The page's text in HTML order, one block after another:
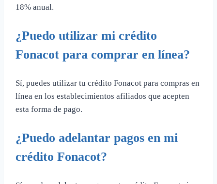
18% anual.
¿Puedo utilizar mi crédito
Fonacot para comprar en línea?
Sí, puedes utilizar tu crédito Fonacot para compras en
línea en los establecimientos afiliados que acepten
esta forma de pago.
¿Puedo adelantar pagos en mi
crédito Fonacot?